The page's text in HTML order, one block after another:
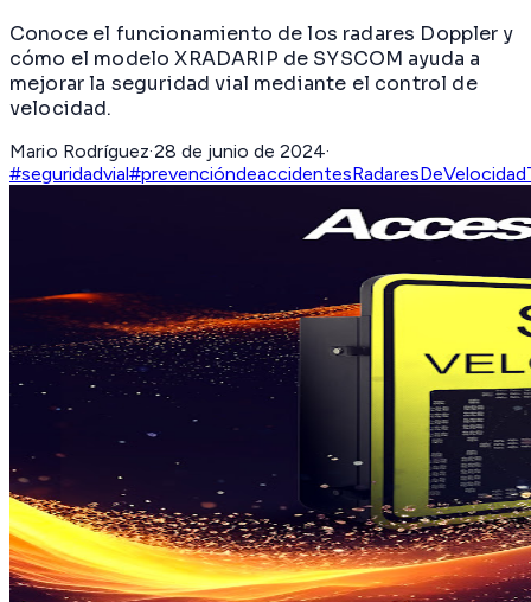
Conoce el funcionamiento de los radares Doppler y
cómo el modelo XRADARIP de SYSCOM ayuda a
mejorar la seguridad vial mediante el control de
velocidad.
Mario Rodríguez·28 de junio de 2024·
#seguridadvial#prevencióndeaccidentesRadaresDeVelocidad